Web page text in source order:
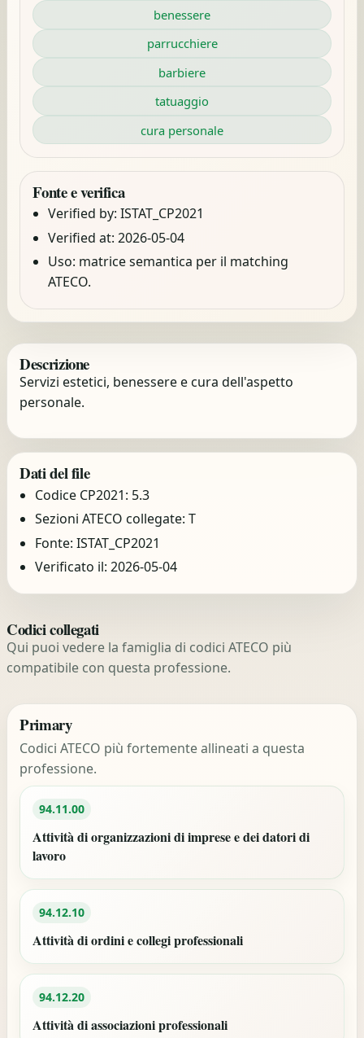
benessere
parrucchiere
barbiere
tatuaggio
cura personale
Fonte e verifica
Verified by: ISTAT_CP2021
Verified at: 2026-05-04
Uso: matrice semantica per il matching
ATECO.
Descrizione
Servizi estetici, benessere e cura dell'aspetto
personale.
Dati del file
Codice CP2021: 5.3
Sezioni ATECO collegate: T
Fonte: ISTAT_CP2021
Verificato il: 2026-05-04
Codici collegati
Qui puoi vedere la famiglia di codici ATECO più
compatibile con questa professione.
Primary
Codici ATECO più fortemente allineati a questa
professione.
94.11.00
Attività di organizzazioni di imprese e dei datori di
lavoro
94.12.10
Attività di ordini e collegi professionali
94.12.20
Attività di associazioni professionali